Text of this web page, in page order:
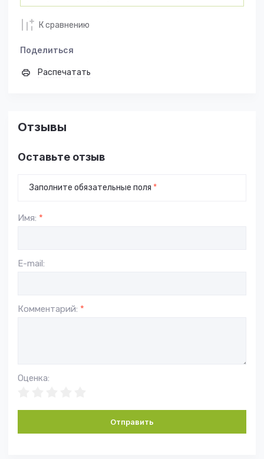
К сравнению
Поделиться
Распечатать
Отзывы
Оставьте отзыв
Заполните обязательные поля *
Имя: *
E-mail:
Комментарий: *
Оценка:
Отправить